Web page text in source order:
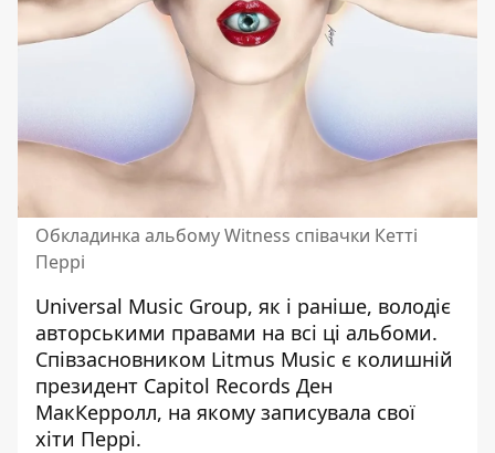
Обкладинка альбому Witness співачки Кетті
Перрі
Universal Music Group, як і раніше, володіє
авторськими правами на всі ці альбоми.
Співзасновником Litmus Music є колишній
президент Capitol Records Ден
МакКерролл, на якому записувала свої
хіти Перрі.